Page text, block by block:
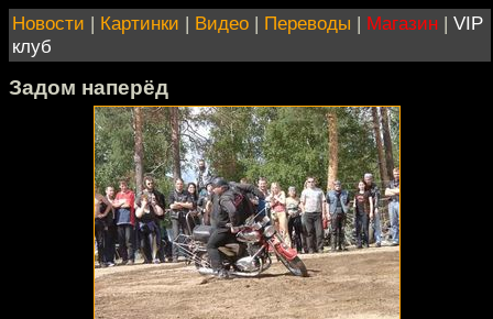
Новости | Картинки | Видео | Переводы | Магазин | VIP
клуб
Задом наперёд